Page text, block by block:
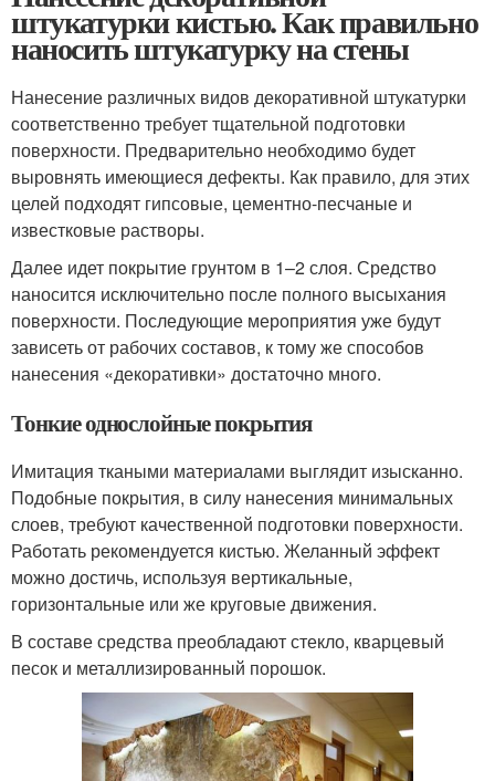
штукатурки кистью. Как правильно
наносить штукатурку на стены
Нанесение различных видов декоративной штукатурки
соответственно требует тщательной подготовки
поверхности. Предварительно необходимо будет
выровнять имеющиеся дефекты. Как правило, для этих
целей подходят гипсовые, цементно-песчаные и
известковые растворы.
Далее идет покрытие грунтом в 1–2 слоя. Средство
наносится исключительно после полного высыхания
поверхности. Последующие мероприятия уже будут
зависеть от рабочих составов, к тому же способов
нанесения «декоративки» достаточно много.
Тонкие однослойные покрытия
Имитация ткаными материалами выглядит изысканно.
Подобные покрытия, в силу нанесения минимальных
слоев, требуют качественной подготовки поверхности.
Работать рекомендуется кистью. Желанный эффект
можно достичь, используя вертикальные,
горизонтальные или же круговые движения.
В составе средства преобладают стекло, кварцевый
песок и металлизированный порошок.